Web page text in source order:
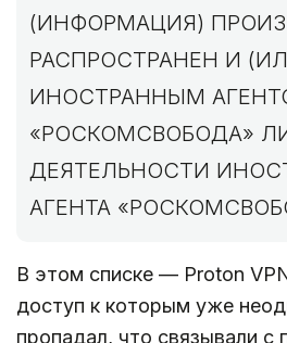
(ИНФОРМАЦИЯ)
РАСПРОСТРАНЕН И
ИНОСТРАННЫМ
«РОСКОМСВОБОДА»
ДЕЯТЕЛЬНОСТИ
АГЕНТА
В этом списке — Proton
доступ к которым уже
пропадал, что связывали с